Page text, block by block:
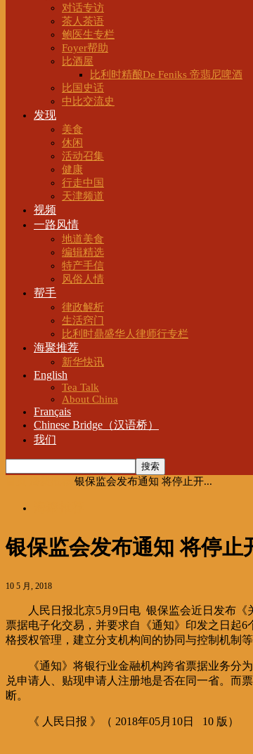
对话专访
茶人茶语
鲍医生专栏
Foyer帮助
比酒屋
比利时精酿De Feniks 帝翡尼啤酒
比国史话
中比交流史
发现
美食
休闲
活动召集
健康
行走中国
天津频道
视频
一路风情
地道美食
编辑精选
特产手信
风俗人情
帮手
律政解析
生活窍门
比利时鼎盛华人律师行专栏
海聚推荐
新华快讯
English
Tea Talk
About China
Français
Chinese Bridge（汉语桥）
我们
银保监会发布通知 将停止开...
银保监会发布通知 将停止
10 5 月, 2018
人民日报北京5月9日电 银保监会近日发布
票据电子化交易，并要求自《通知》印发之日起
格授权管理，建立分支机构间的协同与控制机制等
《通知》将银行业金融机构跨省票据业务
兑申请人、贴现申请人注册地是否在同一省。而
断。
《 人民日报 》（ 2018年05月10日 10 版）